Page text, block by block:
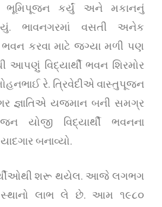
ભૂમિપૂજન કર્યું અને મકાનનું
ભાવનગરમાં વસતી અનેક
ભવન કરવા માટે જગ્યા મળી પણ
આપણું વિદ્યાર્થી ભવન શિરમોર
રે. ત્રિવેદીએ વાસ્તુપૂજન
જ્ઞાતિએ યજમાન બની સમગ્ર
યોજી વિદ્યાર્થી ભવનના
બનાવ્યો.
શરૂ થયેલ. આજે લગભગ
લાભ લે છે. આમ ૧૯૮૦